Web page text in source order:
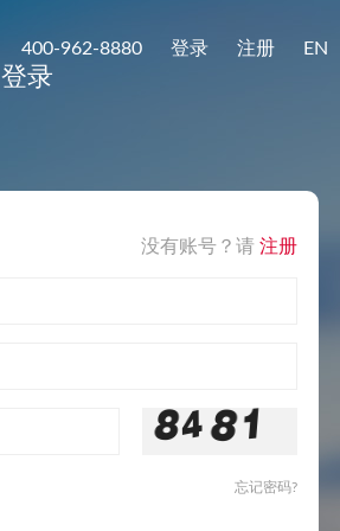
400-962-8880 登录 注册 EN
登录
没有账号？请注册
忘记密码?